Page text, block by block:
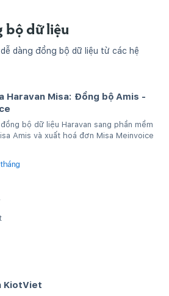
bộ dữ liệu
dàng đồng bộ dữ liệu từ các hệ
Haravan Misa: Đồng bộ Amis -
bộ dữ liệu Haravan sang phần mềm
Amis và xuất hoá đơn Misa Meinvoice
KiotViet